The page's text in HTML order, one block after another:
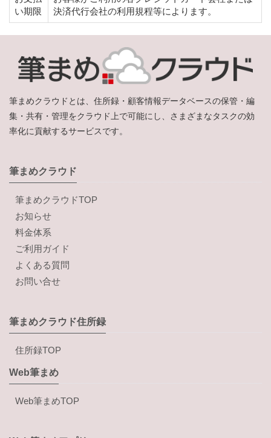
い期限
決済代行会社の利用規程等によります。
筆まめクラウドとは、住所録・顧客情報データベースの保管・編
集・共有・管理をクラウド上で可能にし、さまざまなタスクの効
率化に貢献するサービスです。
筆まめクラウド
筆まめクラウドTOP
お知らせ
料金体系
ご利用ガイド
よくある質問
お問い合せ
筆まめクラウド住所録
住所録TOP
Web筆まめ
Web筆まめTOP